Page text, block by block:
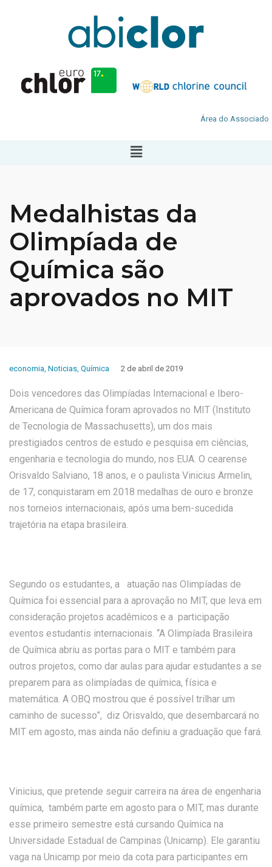
Área do Associado
Medalhistas da
Olimpíada de
Química são
aprovados no MIT
economia, Noticias, Química 2 de abril de 2019
Dois vencedores das Olimpíadas Internacional e Ibero-
Americana de Química foram aprovados no MIT (Instituto
de Tecnologia de Massachusetts), um dos mais
prestigiados centros de estudo e pesquisa em ciências,
engenharia e tecnologia do mundo, nos EUA. O cearense
Orisvaldo Salviano, 18 anos, e o paulista Vinicius Armelin,
de 17, conquistaram em 2018 medalhas de ouro e bronze
nos torneios internacionais, após uma bem-sucedida
trajetória na etapa brasileira.
Segundo os estudantes, a atuação nas Olimpíadas de
Química foi essencial para a aprovação no MIT, que leva em
consideração projetos acadêmicos e a participação
eventos estudantis internacionais. “A Olimpíada Brasileira
de Química abriu as portas para o MIT e também para
outros projetos, como dar aulas para ajudar estudantes a se
preparem para as olimpíadas de química, física e
matemática. A OBQ mostrou que é possível trilhar um
caminho de sucesso”, diz Orisvaldo, que desembarcará no
MIT em agosto, mas ainda não definiu a graduação que fará.
Vinicius, que pretende seguir carreira na área de engenharia
química, também parte em agosto para o MIT, mas durante
esse primeiro semestre está cursando Química na
Universidade Estadual de Campinas (Unicamp). Ele garantiu
vaga na Unicamp por meio da cota para participantes em